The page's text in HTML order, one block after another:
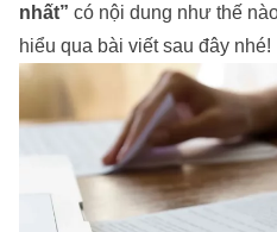
nhất” có nội dung như thế
hiểu qua bài viết sau đây nhé!